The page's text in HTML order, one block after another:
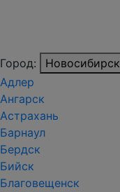
Город:
Новосибирск
Адлер
Ангарск
Астрахань
Барнаул
Бердск
Бийск
Благовещенск